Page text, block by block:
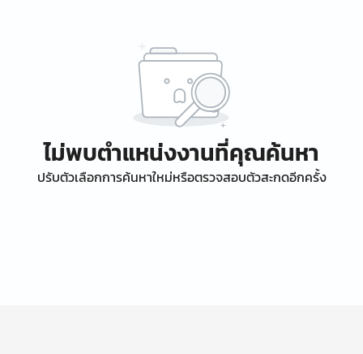
ไม่พบตำแหน่งงานที่คุณค้นหา
ปรับตัวเลือกการค้นหาใหม่หรือตรวจสอบตัวสะกดอีกครั้ง